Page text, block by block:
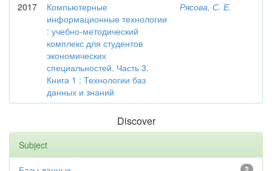
2017
Компьютерные
информационные технологии
: учебно-методический
комплекс для студентов
экономических
специальностей. Часть 3.
Книга 1 : Технологии баз
данных и знаний
Рясова, С. Е.
Discover
Subject